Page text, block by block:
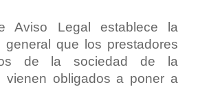
Aviso Legal establece la
general que los prestadores
de la sociedad de la
vienen obligados a poner a